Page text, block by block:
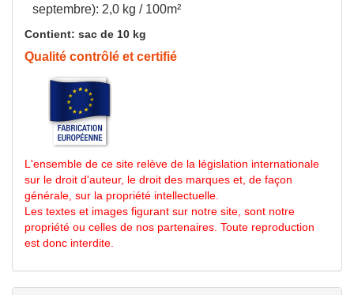
septembre): 2,0 kg / 100m²
Contient: sac de 10 kg
Qualité contrôlé et certifié
L'ensemble de ce site relève de la législation internationale
sur le droit d'auteur, le droit des marques et, de façon
générale, sur la propriété intellectuelle.
Les textes et images figurant sur notre site, sont notre
propriété ou celles de nos partenaires. Toute reproduction
est donc interdite.